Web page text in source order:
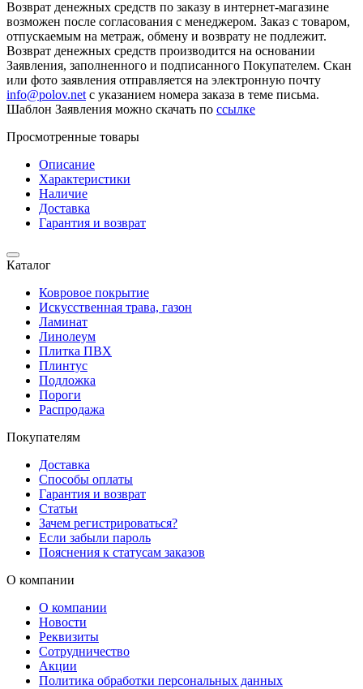
Возврат денежных средств по заказу в интернет-магазине
возможен после согласования с менеджером. Заказ с товаром,
отпускаемым на метраж, обмену и возврату не подлежит.
Возврат денежных средств производится на основании
Заявления, заполненного и подписанного Покупателем. Скан
или фото заявления отправляется на электронную почту
info@polov.net с указанием номера заказа в теме письма.
Шаблон Заявления можно скачать по ссылке
Просмотренные товары
Описание
Характеристики
Наличие
Доставка
Гарантия и возврат
Каталог
Ковровое покрытие
Искусственная трава, газон
Ламинат
Линолеум
Плитка ПВХ
Плинтус
Подложка
Пороги
Распродажа
Покупателям
Доставка
Способы оплаты
Гарантия и возврат
Статьи
Зачем регистрироваться?
Если забыли пароль
Пояснения к статусам заказов
О компании
О компании
Новости
Реквизиты
Сотрудничество
Акции
Политика обработки персональных данных